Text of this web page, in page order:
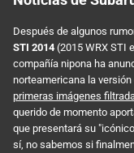
Después de algunos
STI 2014 (2015 WRX STI
compañía nipona ha
norteamericana la
primeras imágenes
querido de momento
que presentará su
sí, no sabemos si